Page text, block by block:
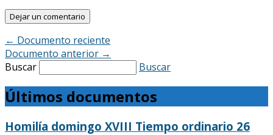
← Documento reciente
Documento anterior →
Buscar
Buscar
Últimos documentos
Homilía domingo XVIII Tiempo ordinario 26